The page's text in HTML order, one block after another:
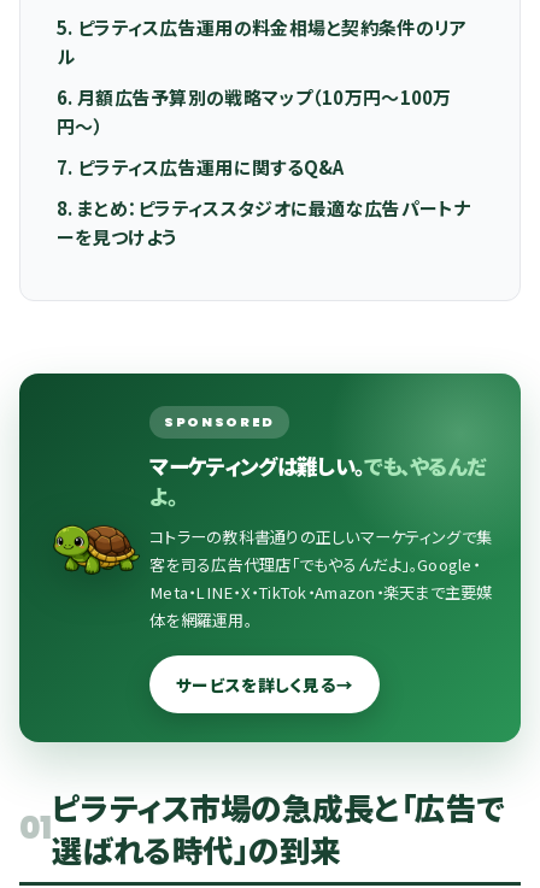
5. ピラティス広告運用の料金相場と契約条件のリア
ル
6. 月額広告予算別の戦略マップ（10万円〜100万
円〜）
7. ピラティス広告運用に関するQ&A
8. まとめ：ピラティススタジオに最適な広告パートナ
ーを見つけよう
SPONSORED
マーケティングは難しい。でも、やるんだ
よ。
コトラーの教科書通りの正しいマーケティングで集
客を司る広告代理店「でもやるんだよ」。Google・
Meta・LINE・X・TikTok・Amazon・楽天まで主要媒
体を網羅運用。
サービスを詳しく見る→
01ピラティス市場の急成長と「広告で
選ばれる時代」の到来